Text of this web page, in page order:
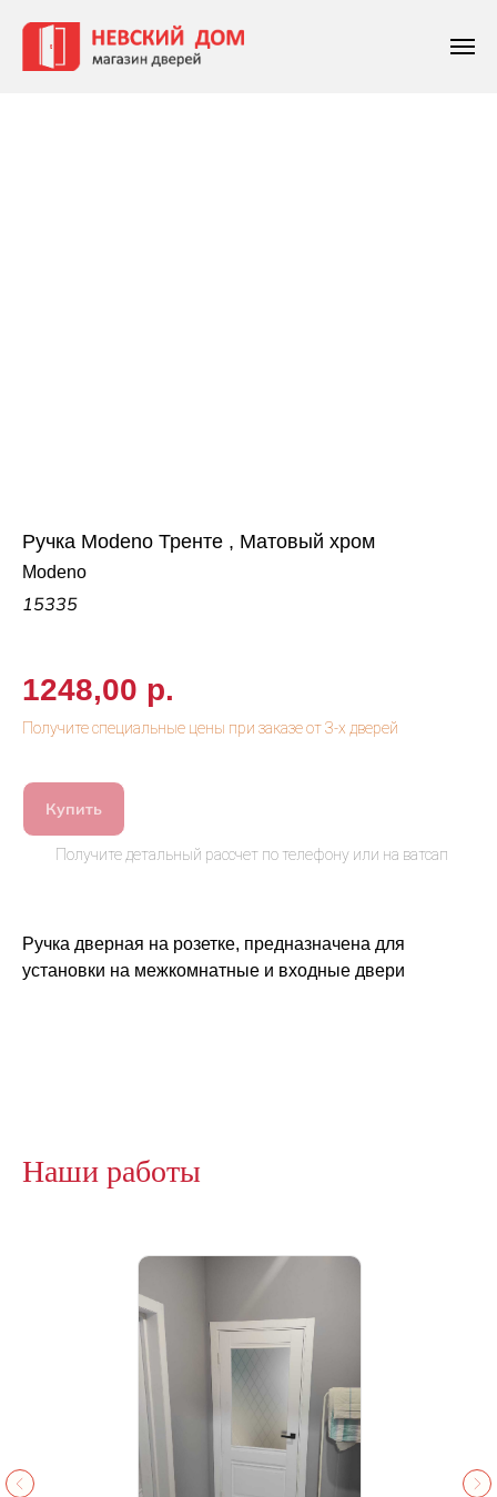
Ручка Modeno Тренте , Матовый хром
Modeno
15335
1248,00 р.
Купить
Ручка дверная на розетке, предназначена для
установки на межкомнатные и входные двери
Наши работы